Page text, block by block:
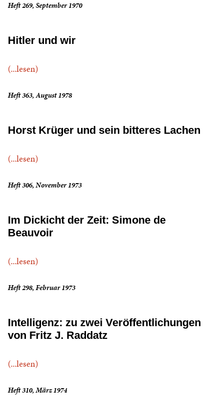
Heft 269, September 1970
Hitler und wir
(...lesen)
Heft 363, August 1978
Horst Krüger und sein bitteres Lachen
(...lesen)
Heft 306, November 1973
Im Dickicht der Zeit: Simone de
Beauvoir
(...lesen)
Heft 298, Februar 1973
Intelligenz: zu zwei Veröffentlichungen
von Fritz J. Raddatz
(...lesen)
Heft 310, März 1974